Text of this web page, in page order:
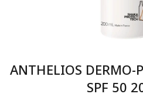
ANTHELIOS DERMO-
SPF 50